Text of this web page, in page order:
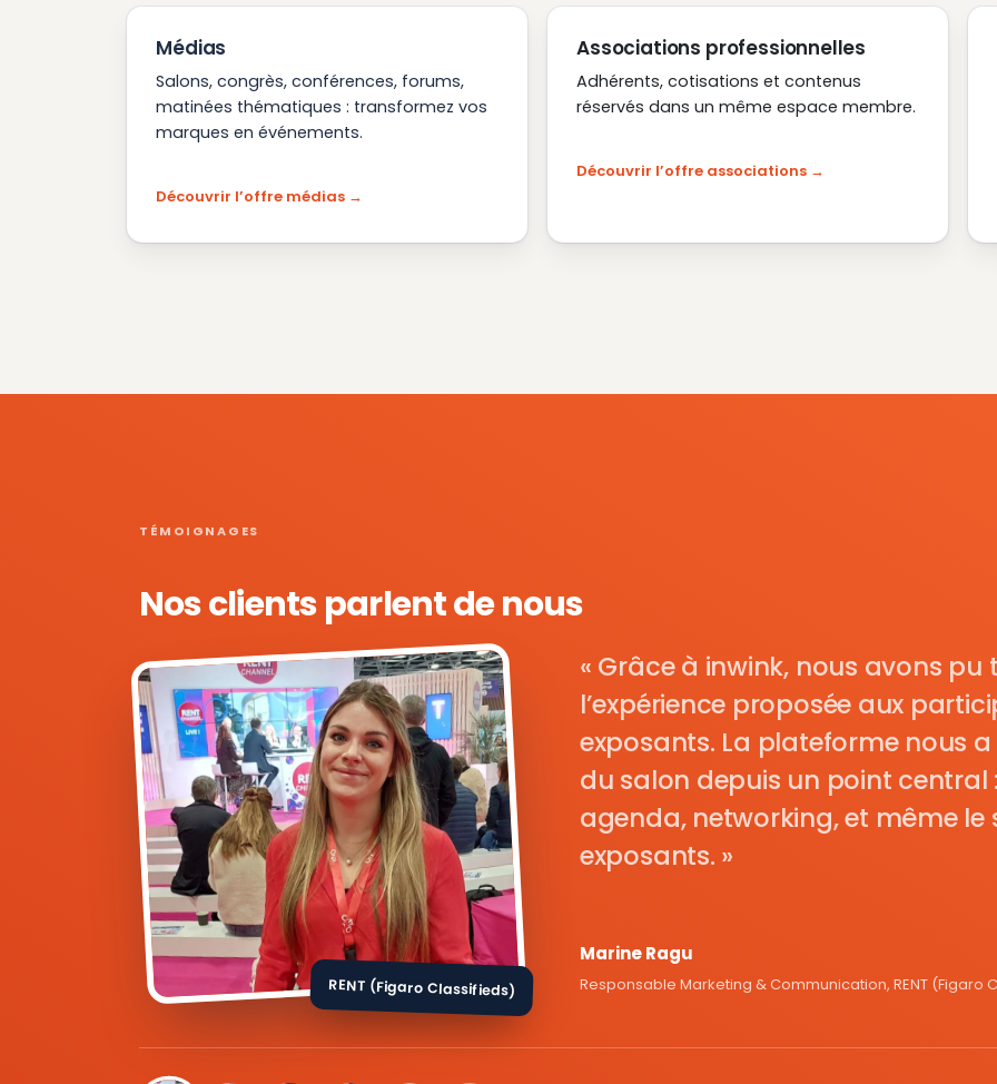
Médias
Salons, congrès, conférences, forums,
matinées thématiques : transformez vos
marques en événements.
Découvrir l’offre médias
Associations professionnelles
Adhérents, cotisations et contenus
réservés dans un même espace membre.
Découvrir l’offre associations
TÉMOIGNAGES
Nos clients parlent de nous
RENT (Figaro Classifieds)
Grâce à inwink, nous avons
l’expérience proposée aux
exposants. La plateforme nous
du salon depuis un point central
agenda, networking, et même le
exposants.
Marine Ragu
Responsable Marketing & Communication, RENT (Figaro